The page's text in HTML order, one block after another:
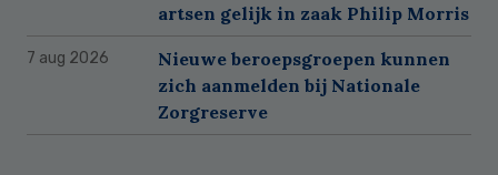
artsen gelijk in zaak Philip Morris
7 aug 2026
Nieuwe beroepsgroepen kunnen
zich aanmelden bij Nationale
Zorgreserve